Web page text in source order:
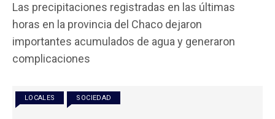
ce
b
o
k
tt
er
at
s
A
p
ail m
p
Las precipitaciones registradas en las últimas
horas en la provincia del Chaco dejaron
importantes acumulados de agua y generaron
complicaciones
LOCALES SOCIEDAD